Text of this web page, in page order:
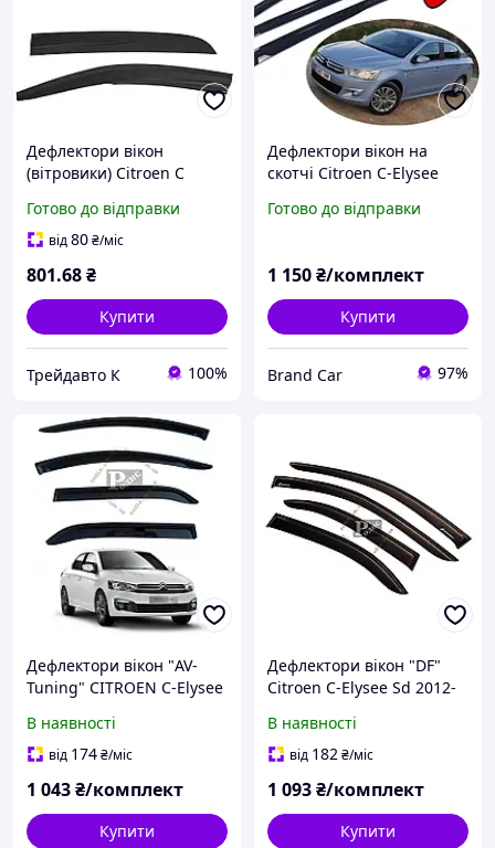
Дефлектори вікон
(вітровики) Citroen C
SunPlex, седан, на скотчі
Готово до відправки
від80₴/міс
801.68₴
Купити
Трейдавто К 100%
Дефлектори вікон на
скотчі Citroen C-Elysee
вітровики AVTM
Готово до відправки
1 150₴/комплект
Купити
Brand Car 97%
Дефлектори вікон "AV-
Tuning" CITROEN C-Elysee
вітровики Сітроен Елізе
В наявності
від 174₴/міс
1 043₴/комплект
Купити
Дефлектори вікон "DF"
Citroen C-Elysee Sd 2012-
Сітроен С-Еліс 2012-
В наявності
від 182₴/міс
1 093₴/комплект
Купити